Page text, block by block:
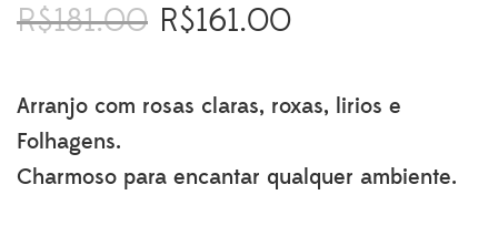
R$181.00
O
era:
R$161.00O
é:
Arranjo com rosas claras, roxas, lirios e
Folhagens.
Charmoso para encantar qualquer ambiente.